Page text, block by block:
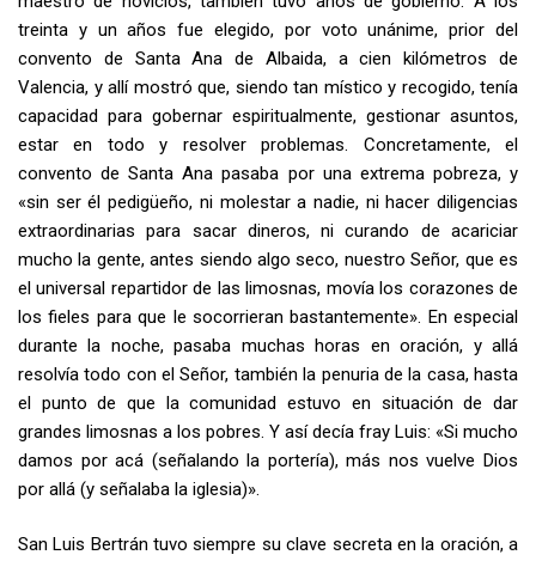
treinta y un años fue elegido, por voto unánime, prior del
convento de Santa Ana de Albaida, a cien kilómetros de
Valencia, y allí mostró que, siendo tan místico y recogido, tenía
capacidad para gobernar espiritualmente, gestionar asuntos,
estar en todo y resolver problemas. Concretamente, el
convento de Santa Ana pasaba por una extrema pobreza, y
«sin ser él pedigüeño, ni molestar a nadie, ni hacer diligencias
extraordinarias para sacar dineros, ni curando de acariciar
mucho la gente, antes siendo algo seco, nuestro Señor, que es
el universal repartidor de las limosnas, movía los corazones de
los fieles para que le socorrieran bastantemente». En especial
durante la noche, pasaba muchas horas en oración, y allá
resolvía todo con el Señor, también la penuria de la casa, hasta
el punto de que la comunidad estuvo en situación de dar
grandes limosnas a los pobres. Y así decía fray Luis: «Si mucho
damos por acá (señalando la portería), más nos vuelve Dios
por allá (y señalaba la iglesia)».
San Luis Bertrán tuvo siempre su clave secreta en la oración, a